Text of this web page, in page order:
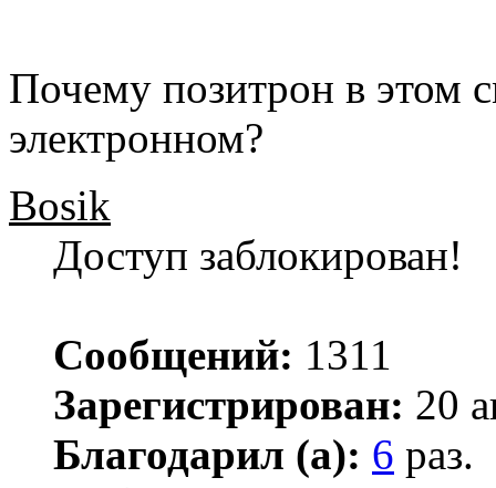
Почему позитрон в этом
электронном?
Bosik
Доступ заблокирован!
Сообщений: 1311
Зарегистрирован: 20
Благодарил (а): 6 раз.